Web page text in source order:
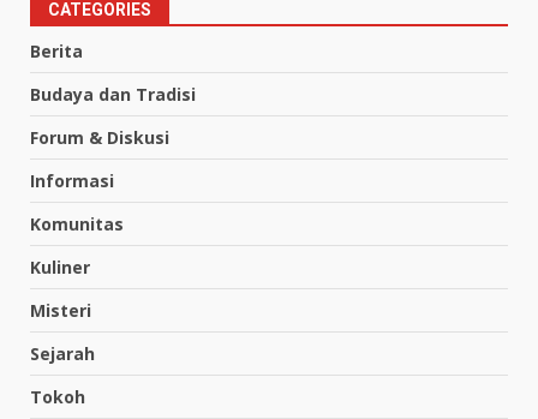
CATEGORIES
Berita
Budaya dan Tradisi
Forum & Diskusi
Informasi
Komunitas
Kuliner
Misteri
Sejarah
Tokoh